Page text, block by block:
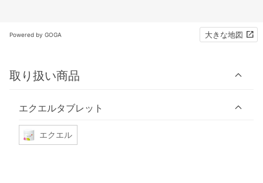
Powered by GOGA 大きな地図
取り扱い商品
エクエルタブレット
エクエル